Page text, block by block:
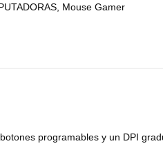
, Mouse Gamer
programables y un DPI